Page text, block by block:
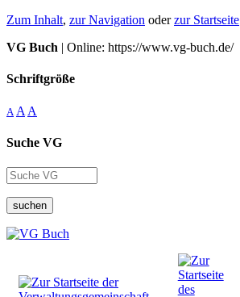
Zum Inhalt, zur Navigation oderzur Startseite
VG Buch | Online: https://www.vg-buch.de/
Schriftgröße
A A A
Suche VG
suchen